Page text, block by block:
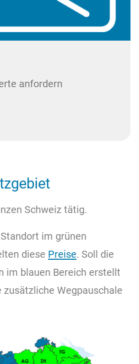
anfordern
Schweiz tätig.
im grünen
diese Preise. Soll die
im blauen Bereich erstellt
zusätzliche Wegpauschale